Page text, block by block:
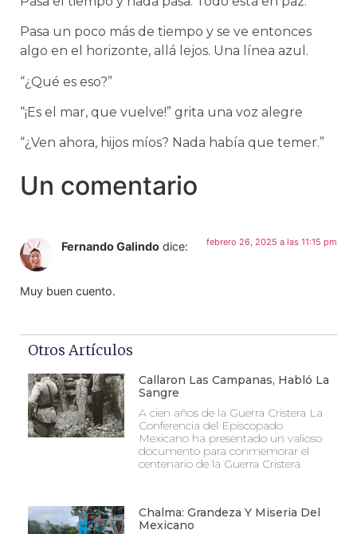
Pasa un poco más de tiempo y se ve entonces
algo en el horizonte, allá lejos. Una línea azul.
“¿Qué es eso?”
“¡Es el mar, que vuelve!” grita una voz alegre
“¿Ven ahora, hijos míos? Nada había que temer.”
Un comentario
Fernando Galindo dice: febrero 26, 2025 a las 11:15 pm
Muy buen cuento.
Otros Artículos
Callaron Las Campanas, Habló La
Sangre
A cien años de la Guerra Cristera La
Conferencia del Episcopado
Mexicano ha presentado un valioso
documento para conmemorar el
centenario de la Guerra Cristera
Chalma: Grandeza Y Miseria Del
Mexicano